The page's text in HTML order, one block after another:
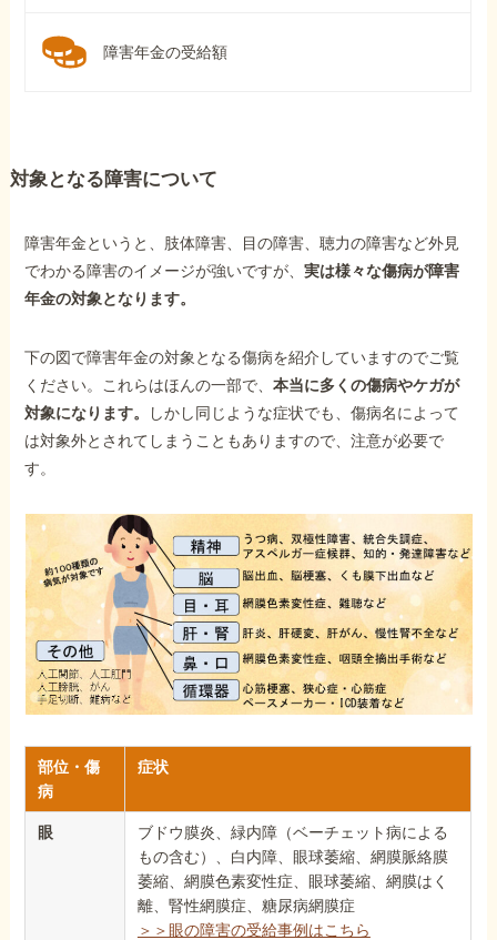
障害年金の受給額
対象となる障害について
障害年金というと、肢体障害、目の障害、聴力の障害など外見
でわかる障害のイメージが強いですが、実は様々な傷病が障害
年金の対象となります。
下の図で障害年金の対象となる傷病を紹介していますのでご覧
ください。これらはほんの一部で、本当に多くの傷病やケガが
対象になります。
しかし同じような症状でも、傷病名によって
は対象外とされてしまうこともありますので、注意が必要で
す。
部位・傷
病
症状
眼
ブドウ膜炎、緑内障（ベーチェット病による
もの含む）、白内障、眼球萎縮、網膜脈絡膜
萎縮、網膜色素変性症、眼球萎縮、網膜はく
離、腎性網膜症、糖尿病網膜症
＞＞眼の障害の受給事例はこちら